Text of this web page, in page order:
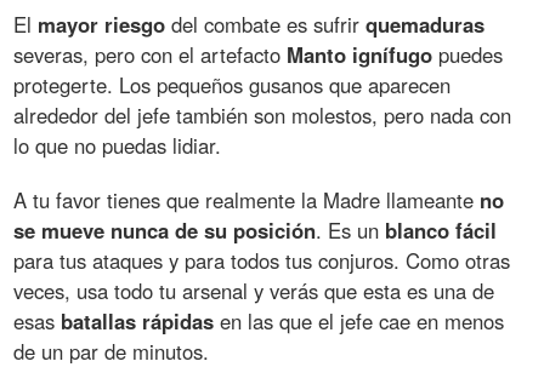
El mayor riesgo del combate es sufrirquemaduras
severas, pero con el artefacto Manto ignífugo puedes
protegerte. Los pequeños gusanos que aparecen
alrededor del jefe también son molestos, pero nada con
lo que no puedas lidiar.
A tu favor tienes que realmente la Madre llameante no
se mueve nunca de su posición. Es un blanco fácil
para tus ataques y para todos tus conjuros. Como otras
veces, usa todo tu arsenal y verás que esta es una de
esas batallas rápidas en las que el jefe cae en menos
de un par de minutos.